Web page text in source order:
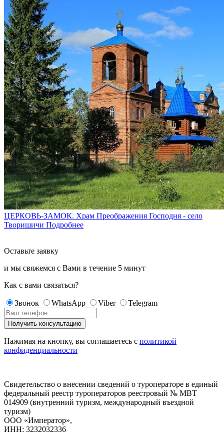
ЦЕРКОВЬ-ЗАМОК. Храм Преображения Господня - село
Творишичи Подробнее
Оставьте заявку
и мы свяжемся с Вами в течение 5 минут
Как с вами связаться?
Звонок WhatsApp Viber Telegram
Нажимая на кнопку, вы соглашаетесь с политикой
конфиденциальности
Свидетельство о внесении сведений о туроператоре в единый
федеральный реестр туроператоров реестровый № МВТ
014909 (внутренний туризм, международный въездной
туризм)
ООО «Император»,
ИНН: 3232032336